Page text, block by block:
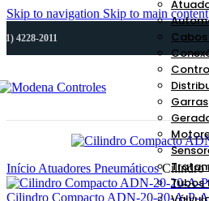
Skip to navigation Skip to main content
4228-2011
Garras
Tubos
Início Atuadores PneumáticosCilindro
Cilindro Compacto ADN-20-20-A-P-